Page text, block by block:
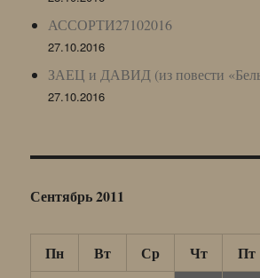
АССОРТИ27102016
27.10.2016
ЗАЕЦ и ДАВИД (из повести
27.10.2016
Сентябрь 2011
Пн Вт Ср Чт Пт